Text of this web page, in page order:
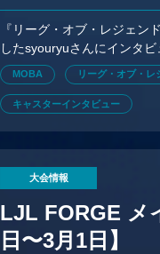
『リーグ・オブ・レジェン
したsyouryuさんにインタ
での活動を経て、実況者を
MOBA リーグ・オブ・レ
キャスターインタビュー
大会情報
LJL FORGE メ
日〜3月1日】